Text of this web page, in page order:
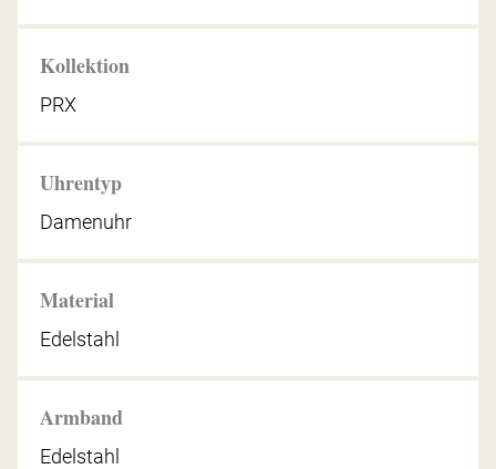
Kollektion
PRX
Uhrentyp
Damenuhr
Material
Edelstahl
Armband
Edelstahl